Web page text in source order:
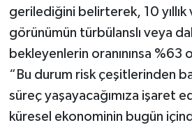
gerilediğini belirterek, 10 yıllık
görünümün türbülanslı veya
bekleyenlerin oranınınsa %63
“Bu durum risk çeşitlerinden
süreç yaşayacağımıza işaret
küresel ekonominin bugün